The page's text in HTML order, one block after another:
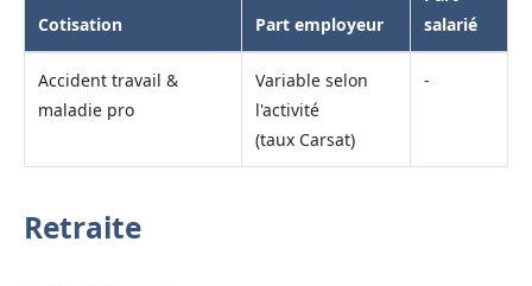
Cotisation Part employeur
salarié
Accident travail &
maladie pro
Variable selon
l'activité
(taux Carsat)
-
Retraite